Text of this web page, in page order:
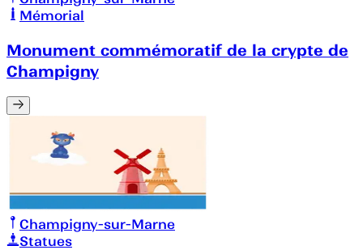
Mémorial
Monument commémoratif de la crypte de
Champigny
Champigny-sur-Marne
Statues